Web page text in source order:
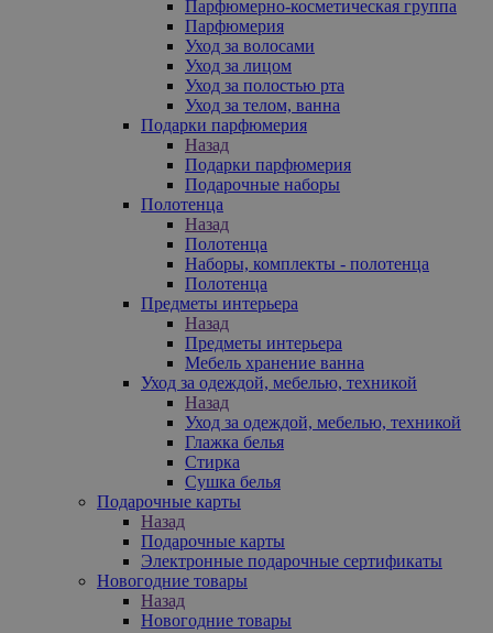
Парфюмерно-косметическая группа
Парфюмерия
Уход за волосами
Уход за лицом
Уход за полостью рта
Уход за телом, ванна
Подарки парфюмерия
Назад
Подарки парфюмерия
Подарочные наборы
Полотенца
Назад
Полотенца
Наборы, комплекты - полотенца
Полотенца
Предметы интерьера
Назад
Предметы интерьера
Мебель хранение ванна
Уход за одеждой, мебелью, техникой
Назад
Уход за одеждой, мебелью, техникой
Глажка белья
Стирка
Сушка белья
Подарочные карты
Назад
Подарочные карты
Электронные подарочные сертификаты
Новогодние товары
Назад
Новогодние товары